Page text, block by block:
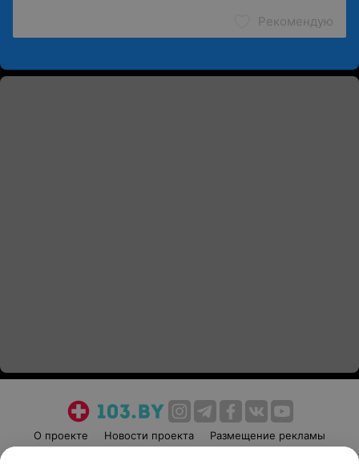
Рекомендую
О проекте Новости проекта
Размещение рекламы